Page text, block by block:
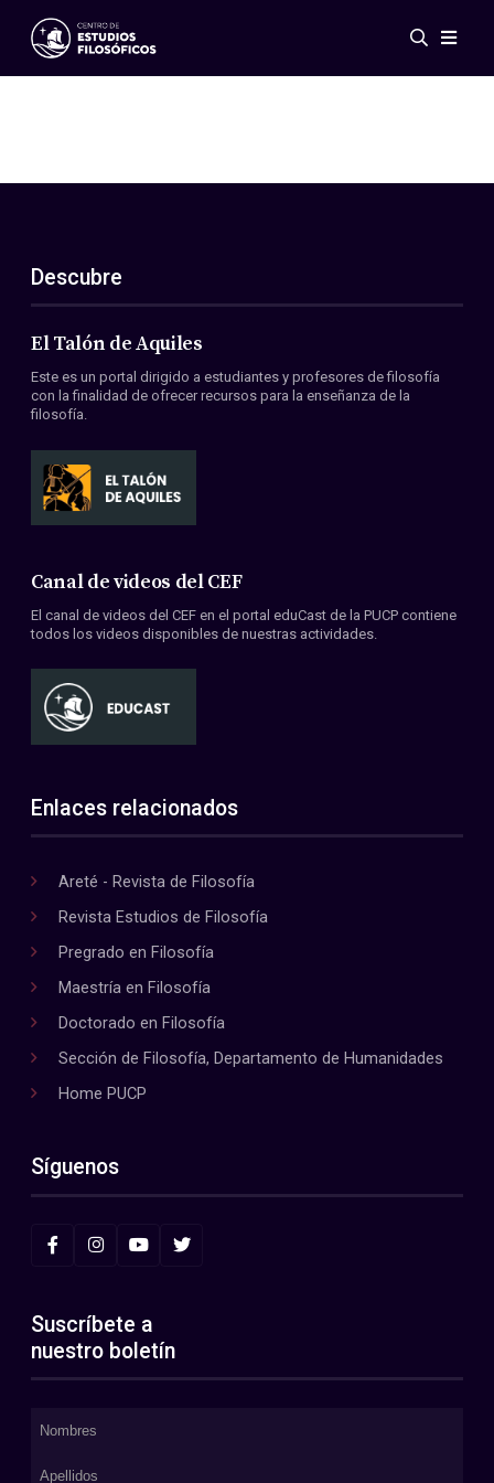
Eventos
ES
EN
Acerca de nosotros
Miembros
Convenios
Descubre
El Talón de Aquiles
Este es un portal dirigido a estudiantes y profesores de filosofía
con la finalidad de ofrecer recursos para la enseñanza de la
filosofía.
Canal de videos del CEF
El canal de videos del CEF en el portal eduCast de la PUCP contiene
todos los videos disponibles de nuestras actividades.
Enlaces relacionados
Areté - Revista de Filosofía
Revista Estudios de Filosofía
Pregrado en Filosofía
Maestría en Filosofía
Doctorado en Filosofía
Sección de Filosofía, Departamento de Humanidades
Home PUCP
Síguenos
Suscríbete a
nuestro boletín